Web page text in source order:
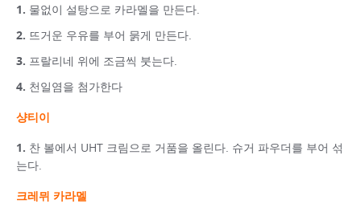
물없이 설탕으로 카라멜을 만든다.
뜨거운 우유를 부어 묽게 만든다.
프랄리네 위에 조금씩 붓는다.
천일염을 첨가한다
샹티이
찬 볼에서 UHT 크림으로 거품을 올린다. 슈거 파우더를 부어 섞
는다.
크레뮈 카라멜